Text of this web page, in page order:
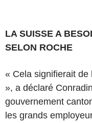
LA SUISSE A
SELON ROCHE
« Cela signifierait de
», a déclaré
gouvernement
les grands